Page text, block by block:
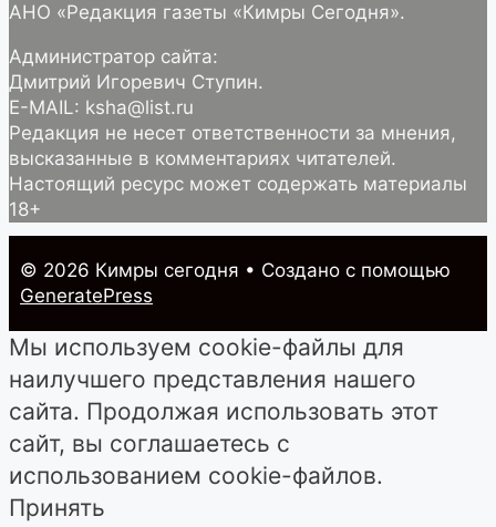
АНО «Редакция газеты «Кимры Сегодня».
Администратор сайта:
Дмитрий Игоревич Ступин.
E-MAIL: ksha@list.ru
Редакция не несет ответственности за мнения,
высказанные в комментариях читателей.
Настоящий ресурс может содержать материалы
18+
© 2026 Кимры cегодня • Создано с помощью
GeneratePress
Мы используем cookie-файлы для
наилучшего представления нашего
сайта. Продолжая использовать этот
сайт, вы соглашаетесь с
использованием cookie-файлов.
Принять